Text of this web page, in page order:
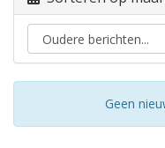
Geen